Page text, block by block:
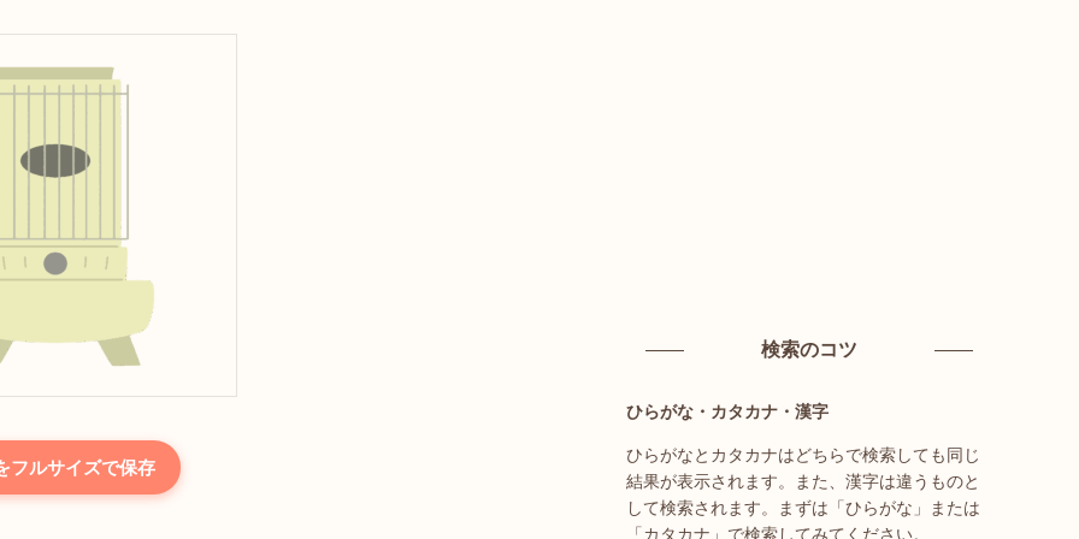
フルサイズで保存
検索のコツ
ひらがな・カタカナ・漢字
ひらがなとカタカナはどちらで検索しても同じ
結果が表示されます。また、漢字は違うものと
して検索されます。まずは「ひらがな」または
「カタカナ」で検索してみてください。